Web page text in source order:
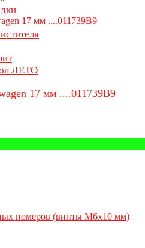
ЛЕТО
17 мм ....011739B9